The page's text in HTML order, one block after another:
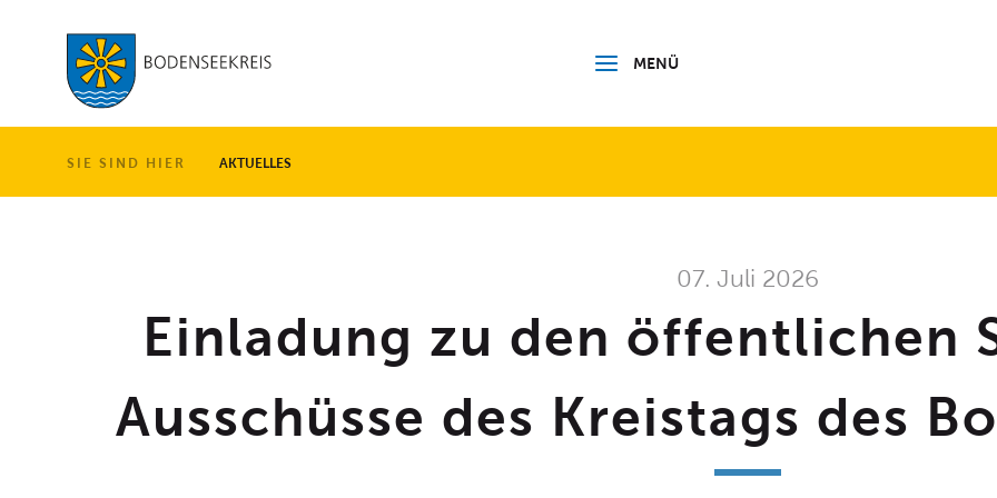
LANDKREIS BODENSEEKREIS
MENÜ
SIE SIND HIER AKTUELLES
07. Juli 2026
Einladung zu den öffentlichen
Ausschüsse des Kreistags des